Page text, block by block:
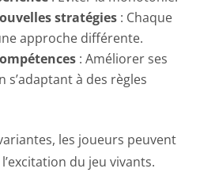
stratégies : Chaque
approche différente.
: Améliorer ses
s’adaptant à des règles
les joueurs peuvent
du jeu vivants.